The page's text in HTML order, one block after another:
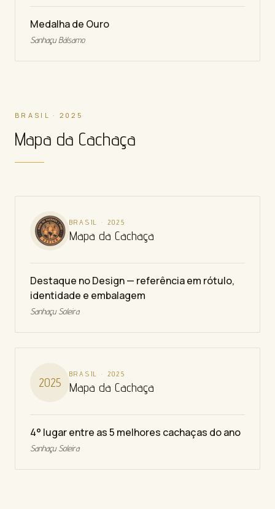
Medalha de Ouro
Sanhaçu Bálsamo
BRASIL · 2025
Mapa da Cachaça
BRASIL · 2025
Mapa da Cachaça
Destaque no Design — referência em rótulo,
identidade e embalagem
Sanhaçu Soleira
2025
BRASIL · 2025
Mapa da Cachaça
4° lugar entre as 5 melhores cachaças do ano
Sanhaçu Soleira